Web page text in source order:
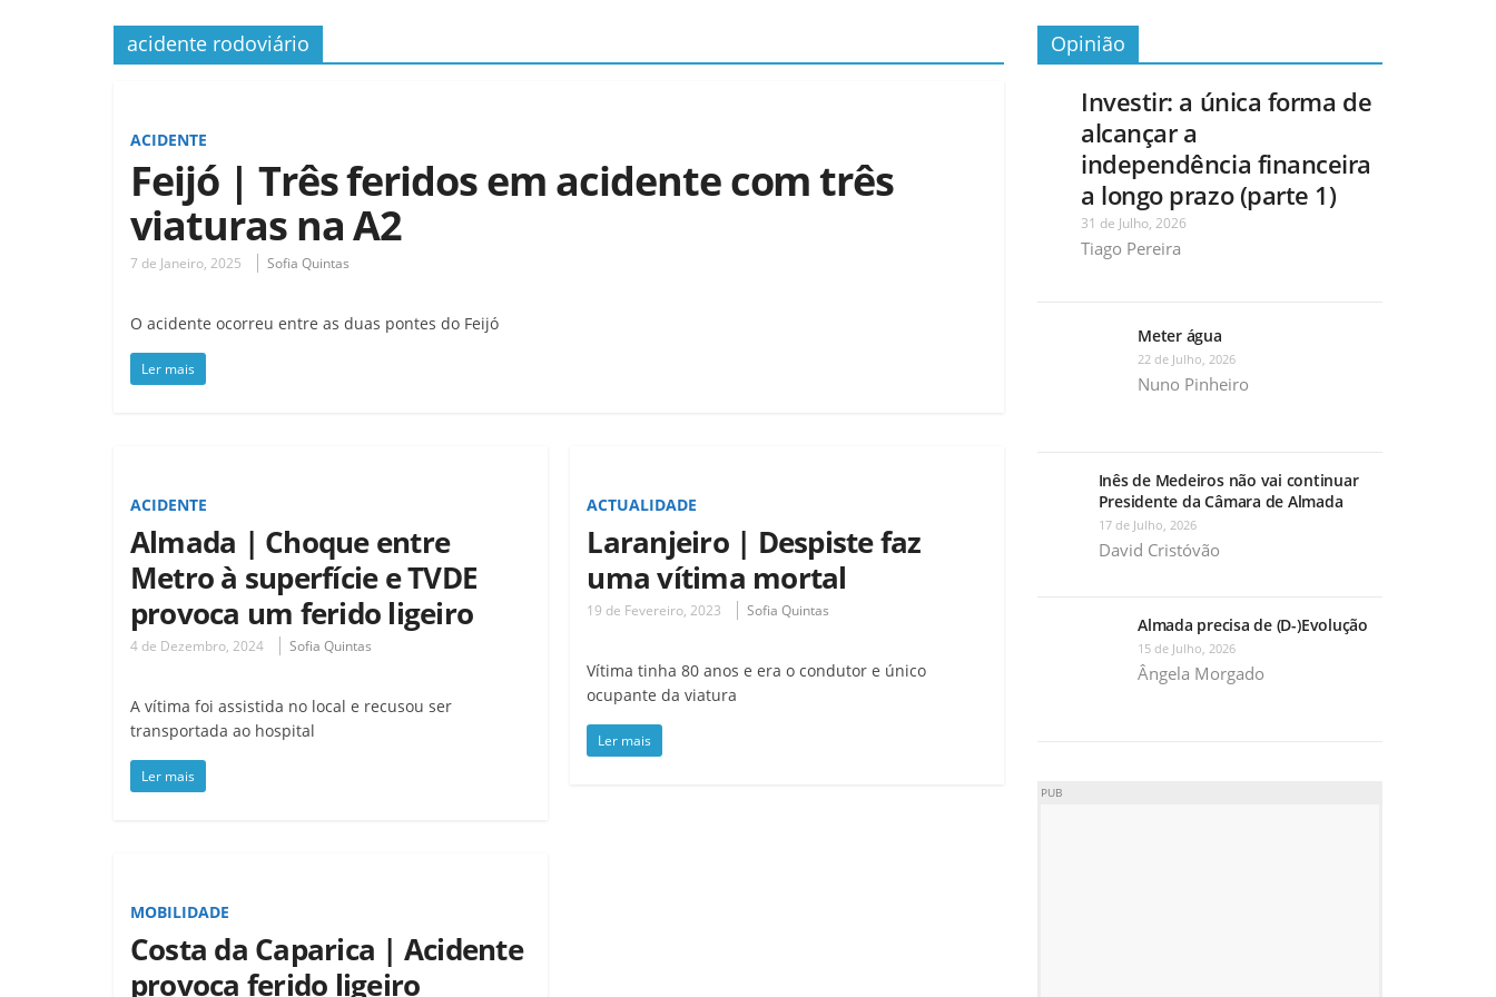
acidente rodoviário
ACIDENTE
Feijó | Três feridos em acidente com três
viaturas na A2
7 de Janeiro, 2025 Sofia Quintas
O acidente ocorreu entre as duas pontes do Feijó
Ler mais
ACIDENTE
Almada | Choque entre
Metro à superfície e TVDE
provoca um ferido ligeiro
4 de Dezembro, 2024 Sofia Quintas
A vítima foi assistida no local e recusou ser
transportada ao hospital
Ler mais
ACTUALIDADE
Laranjeiro | Despiste faz
uma vítima mortal
19 de Fevereiro, 2023 Sofia Quintas
Vítima tinha 80 anos e era o condutor e único
ocupante da viatura
Ler mais
MOBILIDADE
Costa da Caparica | Acidente
provoca ferido ligeiro
Opinião
Investir: a única forma de
alcançar a
independência financeira
a longo prazo (parte 1)
31 de Julho, 2026
Tiago Pereira
Meter água
22 de Julho, 2026
Nuno Pinheiro
Inês de Medeiros não vai continuar
Presidente da Câmara de Almada
17 de Julho, 2026
David Cristóvão
Almada precisa de (D-)Evolução
15 de Julho, 2026
Ângela Morgado
PUB